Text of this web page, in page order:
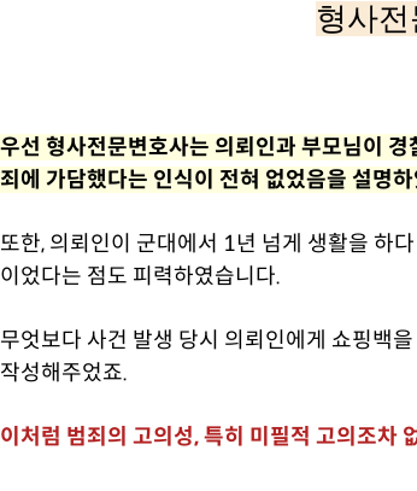
형사
우선 형사전문변호사는 의뢰인과 부모님이
죄에 가담했다는 인식이 전혀 없었음을 설명
또한, 의뢰인이 군대에서 1년 넘게 생활을 하
이었다는 점도 피력하였습니다.
무엇보다 사건 발생 당시 의뢰인에게 쇼핑백
작성해주었죠.
이처럼 범죄의 고의성, 특히 미필적 고의조차